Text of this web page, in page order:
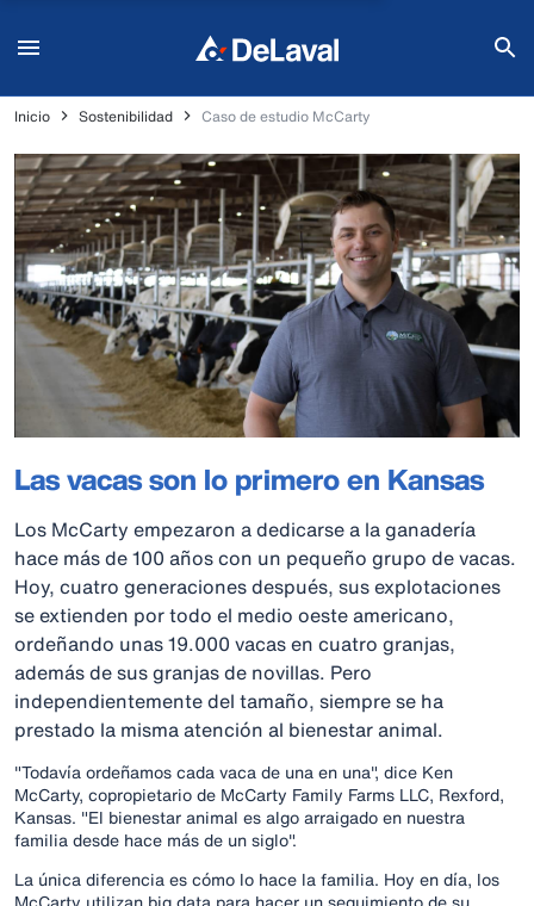
Inicio Sostenibilidad Caso de estudio McCarty
Las vacas son lo primero en Kansas
Los McCarty empezaron a dedicarse a la ganadería
hace más de 100 años con un pequeño grupo de vacas.
Hoy, cuatro generaciones después, sus explotaciones
se extienden por todo el medio oeste americano,
ordeñando unas 19.000 vacas en cuatro granjas,
además de sus granjas de novillas. Pero
independientemente del tamaño, siempre se ha
prestado la misma atención al bienestar animal.
"Todavía ordeñamos cada vaca de una en una", dice Ken
McCarty, copropietario de McCarty Family Farms LLC, Rexford,
Kansas. "El bienestar animal es algo arraigado en nuestra
familia desde hace más de un siglo".
La única diferencia es cómo lo hace la familia. Hoy en día, los